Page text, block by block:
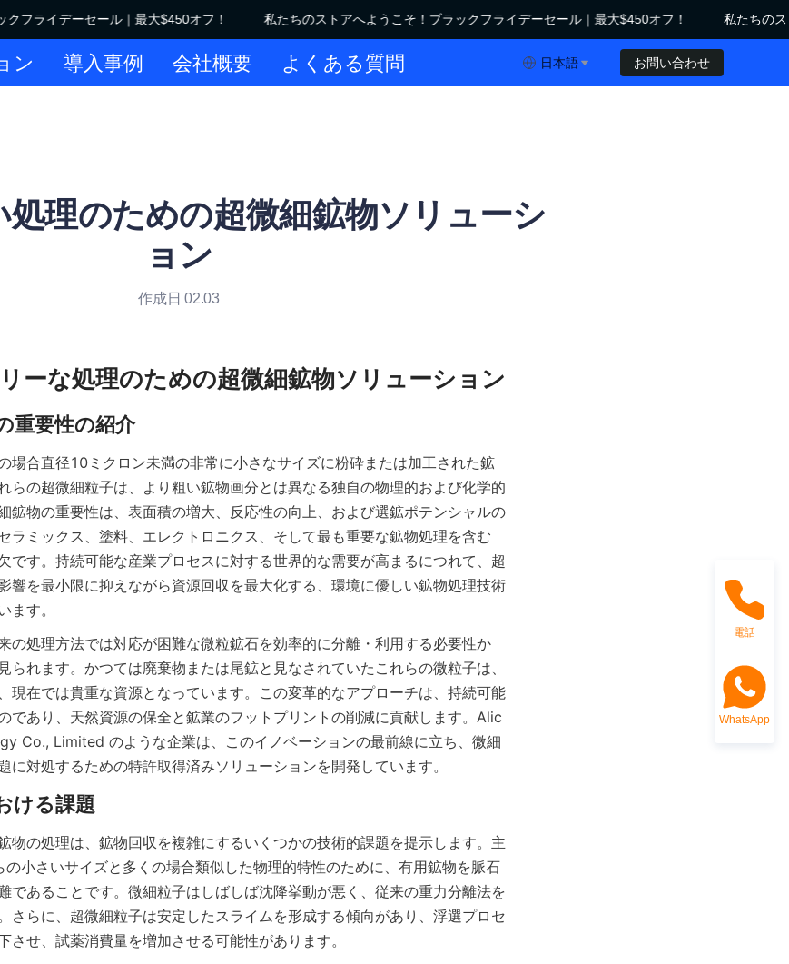
フライデーセール｜最大$450オフ！ 私たちのストアへようこそ！ブラックフライデーセール｜最大$450オフ！
私たちのス
私たちのストアへようこそ！ブラックフライデーセール｜最大$450オフ！
ン 導入事例 会社概要 よくある質問 日本語 お問い合わせ
処理のための超微細鉱物ソリューシ
ョン
作成日 02.03
場合直径10ミクロン未満の非常に小さなサイズに粉砕または加工された鉱
らの超微細粒子は、より粗い鉱物画分とは異なる独自の物理的および化学的
鉱物の重要性は、表面積の増大、反応性の向上、および選鉱ポテンシャルの
ラミックス、塗料、エレクトロニクス、そして最も重要な鉱物処理を含む
です。持続可能な産業プロセスに対する世界的な需要が高まるにつれて、超
響を最小限に抑えながら資源回収を最大化する、環境に優しい鉱物処理技術
ます。
の処理方法では対応が困難な微粒鉱石を効率的に分離・利用する必要性か
られます。かつては廃棄物または尾鉱と見なされていたこれらの微粒子は、
現在では貴重な資源となっています。この変革的なアプローチは、持続可能
であり、天然資源の保全と鉱業のフットプリントの削減に貢献します。Alic
Co., Limited のような企業は、このイノベーションの最前線に立ち、微細
に対処するための特許取得済みソリューションを開発しています。
物の処理は、鉱物回収を複雑にするいくつかの技術的課題を提示します。主
小さいサイズと多くの場合類似した物理的特性のために、有用鉱物を脈石
であることです。微細粒子はしばしば沈降挙動が悪く、従来の重力分離法を
さらに、超微細粒子は安定したスライムを形成する傾向があり、浮選プロセ
させ、試薬消費量を増加させる可能性があります。
電話
WhatsApp